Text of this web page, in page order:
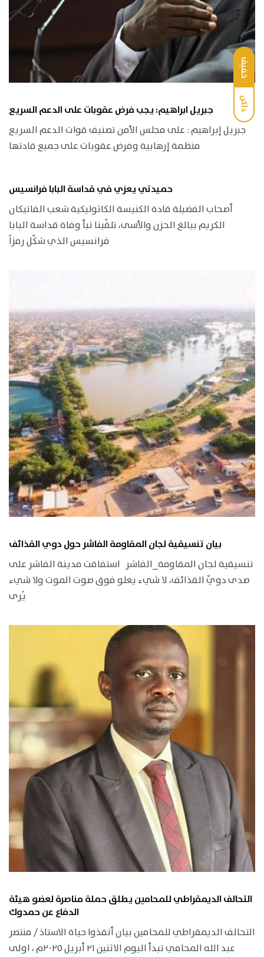
خفيف
داكن جبريل ابراهيم: يجب فرض عقوبات على الدعم السريع
جبريل إبراهيم : على مجلس الأمن تصنيف قوات الدعم السريع
منظمة إرهابية وفرض عقوبات على جميع قادتها
حميدتي يعزي في قداسة البابا فرانسيس
أصحاب الفضيلة قادة الكنيسة الكاثوليكية شعب الفاتيكان
الكريم ببالغ الحزن والأسى، تلقّينا نبأ وفاة قداسة البابا
فرانسيس الذي شكّل رمزاً
بيان تنسيقية لجان المقاومة الفاشر حول دوي القذائف
تنسيقية لجان المقاومة_الفاشر استفاقت مدينة الفاشر على
صدى دويّ القذائف، لا شيء يعلو فوق صوت الموت ولا شيء
يُرى
التحالف الديمقراطي للمحامين يطلق حملة مناصرة لعضو هيئة
الدفاع عن حمدوك
التحالف الديمقراطي للمحامين بيان أنقذوا حياة الاستاذ / منتصر
عبد الله المحامي تبدأ اليوم الاثنين ٢١ أبريل ٢٠٢٥م ، اولى